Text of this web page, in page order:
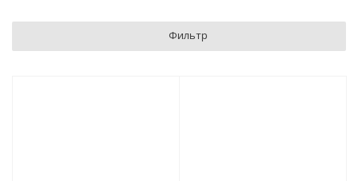
Фильтр